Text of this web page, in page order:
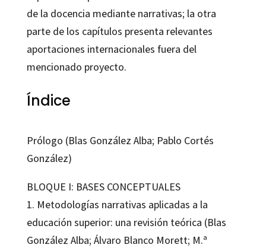
de la docencia mediante narrativas; la otra
parte de los capítulos presenta relevantes
aportaciones internacionales fuera del
mencionado proyecto.
Índice
Prólogo (Blas González Alba; Pablo Cortés
González)
BLOQUE I: BASES CONCEPTUALES
1. Metodologías narrativas aplicadas a la
educación superior: una revisión teórica (Blas
González Alba; Álvaro Blanco Morett; M.ª